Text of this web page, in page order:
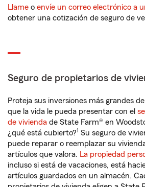
Llame o envíe un correo electrónico a
obtener una cotización de seguro de
Seguro de propietarios de
Proteja sus inversiones más grandes
que la vida le pueda presentar con el
de vivienda de State Farm® en
¿qué está cubierto?1 Su seguro de
puede reparar o reemplazar su
artículos que valora. La propiedad
incluso si está de vacaciones, está
artículos guardados en un almacén.